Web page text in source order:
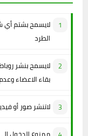
لايسمح بشتم
الطرد
لايسمح بنشر
بقاء الاعضاء
لاتنشر صور أو